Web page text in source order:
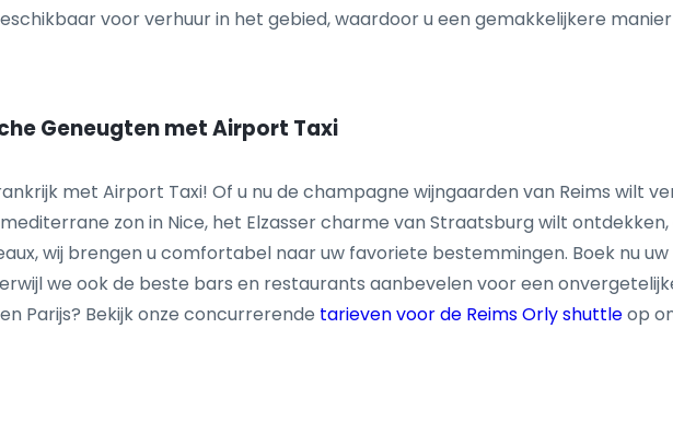
voor verhuur in het gebied, waardoor u een gemakkelijkere
Geneugten met Airport Taxi
met Airport Taxi! Of u nu de champagne wijngaarden van Reims wilt
zon in Nice, het Elzasser charme van Straatsburg wilt
wij brengen u comfortabel naar uw favoriete bestemmingen. Boek nu
we ook de beste bars en restaurants aanbevelen voor een
Parijs? Bekijk onze concurrerende tarieven voor de Reims Orly shuttleop